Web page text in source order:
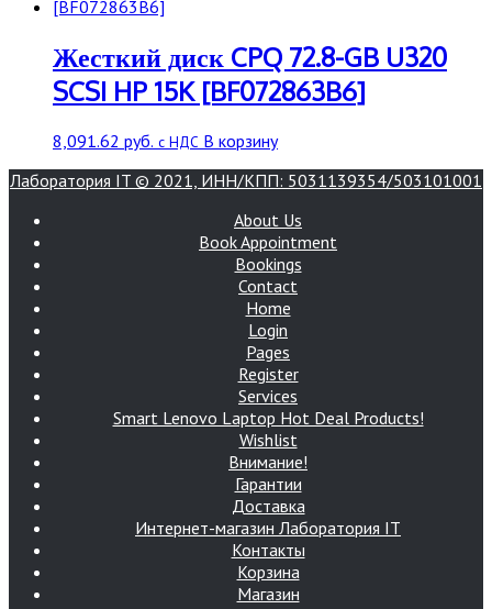
Жесткий диск CPQ 72.8-GB U320
SCSI HP 15K [BF072863B6]
8,091.62 руб. с НДС В корзину
Лаборатория IT © 2021, ИНН/КПП: 5031139354/503101001
About Us
Book Appointment
Bookings
Contact
Home
Login
Pages
Register
Services
Smart Lenovo Laptop Hot Deal Products!
Wishlist
Внимание!
Гарантии
Доставка
Интернет-магазин Лаборатория IT
Контакты
Корзина
Магазин